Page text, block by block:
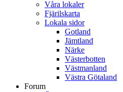
Våra lokaler
Fjärilskarta
Lokala sidor
Gotland
Jämtland
Närke
Västerbotten
Västmanland
Västra Götaland
Forum